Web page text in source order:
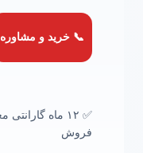
📞 خرید و مشاوره
فروش